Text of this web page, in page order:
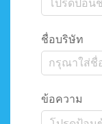
ชื่อบริษัท
ข้อความ